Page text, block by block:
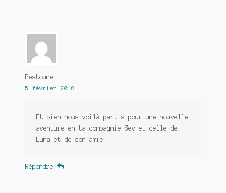
Pestoune
5 février 2018
Et bien nous voilà partis pour une nouvelle
aventure en ta compagnie Sev et celle de
Luna et de son amie
Répondre